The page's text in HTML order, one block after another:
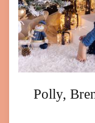
Polly,